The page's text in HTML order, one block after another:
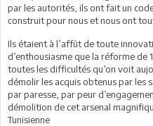
par les autorités, ils ont fait un
construit pour nous et nous ont
Ils étaient à l’affût de toute
d’enthousiasme que la réforme de
toutes les difficultés qu’on voit
démolir les acquis obtenus par les
par paresse, par peur
démolition de cet arsenal
Tunisienne